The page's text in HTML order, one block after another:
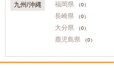
九州/沖縄 福岡県 （0）
長崎県 （0）
大分県 （0）
鹿児島県 （0）